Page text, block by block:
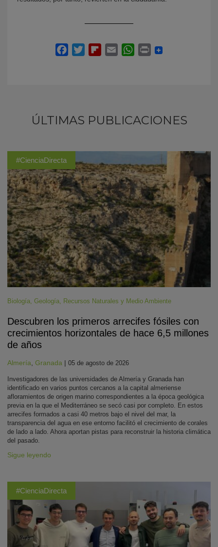
ÚLTIMAS PUBLICACIONES
#CienciaDirecta
Biología, Geología, Recursos Naturales y Medio Ambiente
Descubren los primeros arrecifes fósiles con
crecimientos horizontales de hace 6,5 millones
de años
Almería Granada | 05 de agosto de 2026
Investigadores de las universidades de Almería y Granada han
identificado en varios puntos cercanos a la capital almeriense
afloramientos de origen marino correspondientes a la época geológica
previa en la que el Mediterráneo se secó casi por completo. En estos
arrecifes formados a casi 40 metros bajo el nivel del mar, la
transparencia del agua en ese entorno facilitó el crecimiento de corales
de lado a lado. Ahora aportan pistas para reconstruir la historia climática
del pasado.
Sigue leyendo
#CienciaDirecta